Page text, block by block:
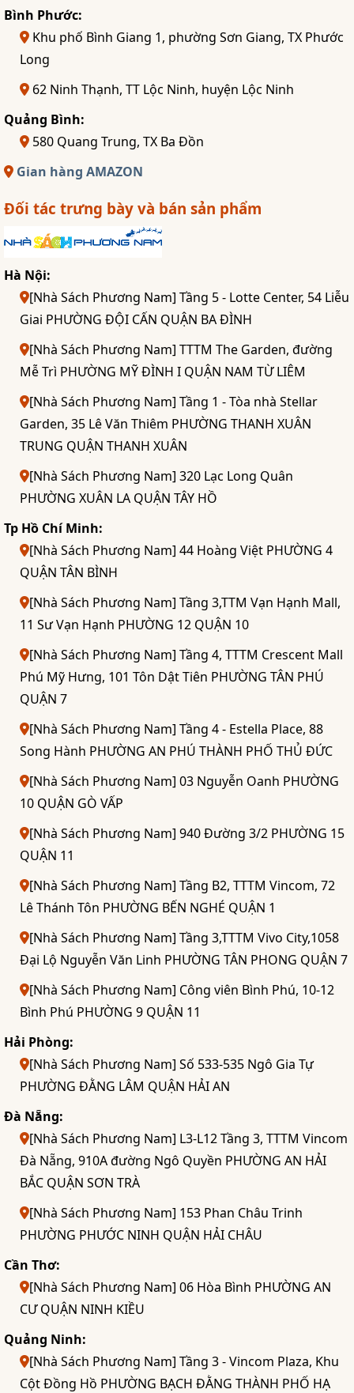
Bình Phước:
Khu phố Bình Giang 1, phường Sơn Giang, TX Phước
Long
62 Ninh Thạnh, TT Lộc Ninh, huyện Lộc Ninh
Quảng Bình:
580 Quang Trung, TX Ba Đồn
Gian hàng AMAZON
Đối tác trưng bày và bán sản phẩm
Hà Nội:
[Nhà Sách Phương Nam] Tầng 5 - Lotte Center, 54 Liễu
Giai PHƯỜNG ĐỘI CẤN QUẬN BA ĐÌNH
[Nhà Sách Phương Nam] TTTM The Garden, đường
Mễ Trì PHƯỜNG MỸ ĐÌNH I QUẬN NAM TỪ LIÊM
[Nhà Sách Phương Nam] Tầng 1 - Tòa nhà Stellar
Garden, 35 Lê Văn Thiêm PHƯỜNG THANH XUÂN
TRUNG QUẬN THANH XUÂN
[Nhà Sách Phương Nam] 320 Lạc Long Quân
PHƯỜNG XUÂN LA QUẬN TÂY HỒ
Tp Hồ Chí Minh:
[Nhà Sách Phương Nam] 44 Hoàng Việt PHƯỜNG 4
QUẬN TÂN BÌNH
[Nhà Sách Phương Nam] Tầng 3,TTM Vạn Hạnh Mall,
11 Sư Vạn Hạnh PHƯỜNG 12 QUẬN 10
[Nhà Sách Phương Nam] Tầng 4, TTTM Crescent Mall
Phú Mỹ Hưng, 101 Tôn Dật Tiên PHƯỜNG TÂN PHÚ
QUẬN 7
[Nhà Sách Phương Nam] Tầng 4 - Estella Place, 88
Song Hành PHƯỜNG AN PHÚ THÀNH PHỐ THỦ ĐỨC
[Nhà Sách Phương Nam] 03 Nguyễn Oanh PHƯỜNG
10 QUẬN GÒ VẤP
[Nhà Sách Phương Nam] 940 Đường 3/2 PHƯỜNG 15
QUẬN 11
[Nhà Sách Phương Nam] Tầng B2, TTTM Vincom, 72
Lê Thánh Tôn PHƯỜNG BẾN NGHÉ QUẬN 1
[Nhà Sách Phương Nam] Tầng 3,TTTM Vivo City,1058
Đại Lộ Nguyễn Văn Linh PHƯỜNG TÂN PHONG QUẬN 7
[Nhà Sách Phương Nam] Công viên Bình Phú, 10-12
Bình Phú PHƯỜNG 9 QUẬN 11
Hải Phòng:
[Nhà Sách Phương Nam] Số 533-535 Ngô Gia Tự
PHƯỜNG ĐẰNG LÂM QUẬN HẢI AN
Đà Nẵng:
[Nhà Sách Phương Nam] L3-L12 Tầng 3, TTTM Vincom
Đà Nẵng, 910A đường Ngô Quyền PHƯỜNG AN HẢI
BẮC QUẬN SƠN TRÀ
[Nhà Sách Phương Nam] 153 Phan Châu Trinh
PHƯỜNG PHƯỚC NINH QUẬN HẢI CHÂU
Cần Thơ:
[Nhà Sách Phương Nam] 06 Hòa Bình PHƯỜNG AN
CƯ QUẬN NINH KIỀU
Quảng Ninh:
[Nhà Sách Phương Nam] Tầng 3 - Vincom Plaza, Khu
Cột Đồng Hồ PHƯỜNG BẠCH ĐẰNG THÀNH PHỐ HẠ